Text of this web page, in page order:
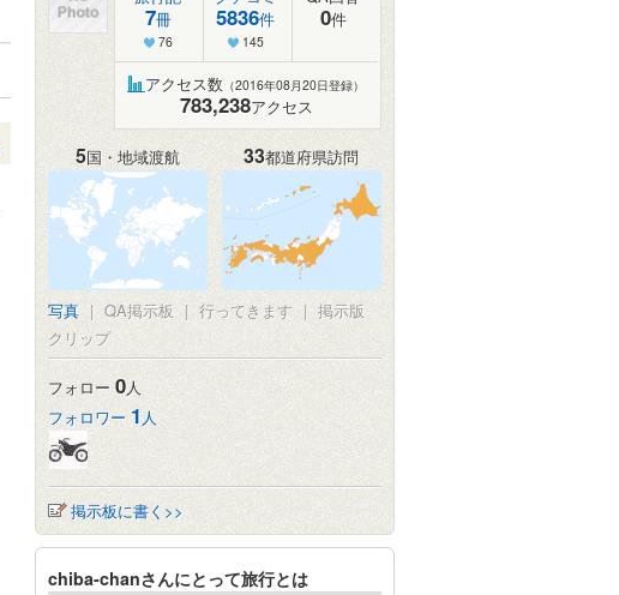
7冊
76
5836件
145
0件
アクセス数 （2016年08月20日登録）
783,238アクセス
5国・地域渡航 33都道府県訪問
写真 | QA掲示板 | 行ってきます | 掲示版
クリップ
フォロー 0人
フォロワー 1 人
掲示板に書く>>
chiba-chanさんにとって旅行とは